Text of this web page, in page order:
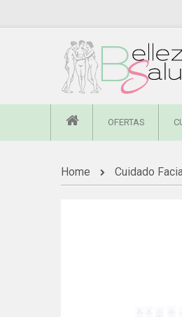
OFERTAS
Home Cuidado